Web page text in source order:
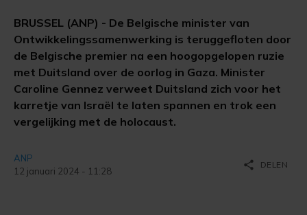
BRUSSEL (ANP) - De Belgische minister van
Ontwikkelingssamenwerking is teruggefloten door
de Belgische premier na een hoogopgelopen ruzie
met Duitsland over de oorlog in Gaza. Minister
Caroline Gennez verweet Duitsland zich voor het
karretje van Israël te laten spannen en trok een
vergelijking met de holocaust.
ANP
12 januari 2024 - 11:28
share DELEN